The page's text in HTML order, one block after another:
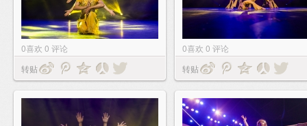
0喜欢 0 评论
转贴
0喜欢 0 评论
转贴